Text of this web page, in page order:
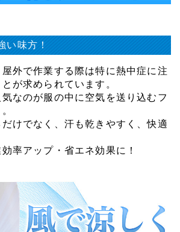
い味方！
外で作業する際は特に熱中症に注
が求められています。
なのが服の中に空気を送り込むフ
けでなく、汗も乾きやすく、快適
率アップ・省エネ効果に！